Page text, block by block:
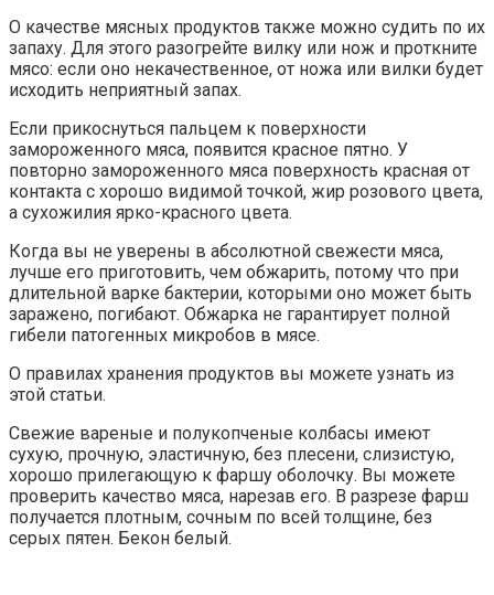
О качестве мясных продуктов также можно судить по их
запаху. Для этого разогрейте вилку или нож и проткните
мясо: если оно некачественное, от ножа или вилки будет
исходить неприятный запах.
Если прикоснуться пальцем к поверхности
замороженного мяса, появится красное пятно. У
повторно замороженного мяса поверхность красная от
контакта с хорошо видимой точкой, жир розового цвета,
а сухожилия ярко-красного цвета.
Когда вы не уверены в абсолютной свежести мяса,
лучше его приготовить, чем обжарить, потому что при
длительной варке бактерии, которыми оно может быть
заражено, погибают. Обжарка не гарантирует полной
гибели патогенных микробов в мясе.
О правилах хранения продуктов вы можете узнать из
этой статьи.
Свежие вареные и полукопченые колбасы имеют
сухую, прочную, эластичную, без плесени, слизистую,
хорошо прилегающую к фаршу оболочку. Вы можете
проверить качество мяса, нарезав его. В разрезе фарш
получается плотным, сочным по всей толщине, без
серых пятен. Бекон белый.